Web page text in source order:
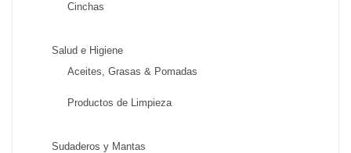
Cinchas
Salud e Higiene
Aceites, Grasas & Pomadas
Productos de Limpieza
Sudaderos y Mantas